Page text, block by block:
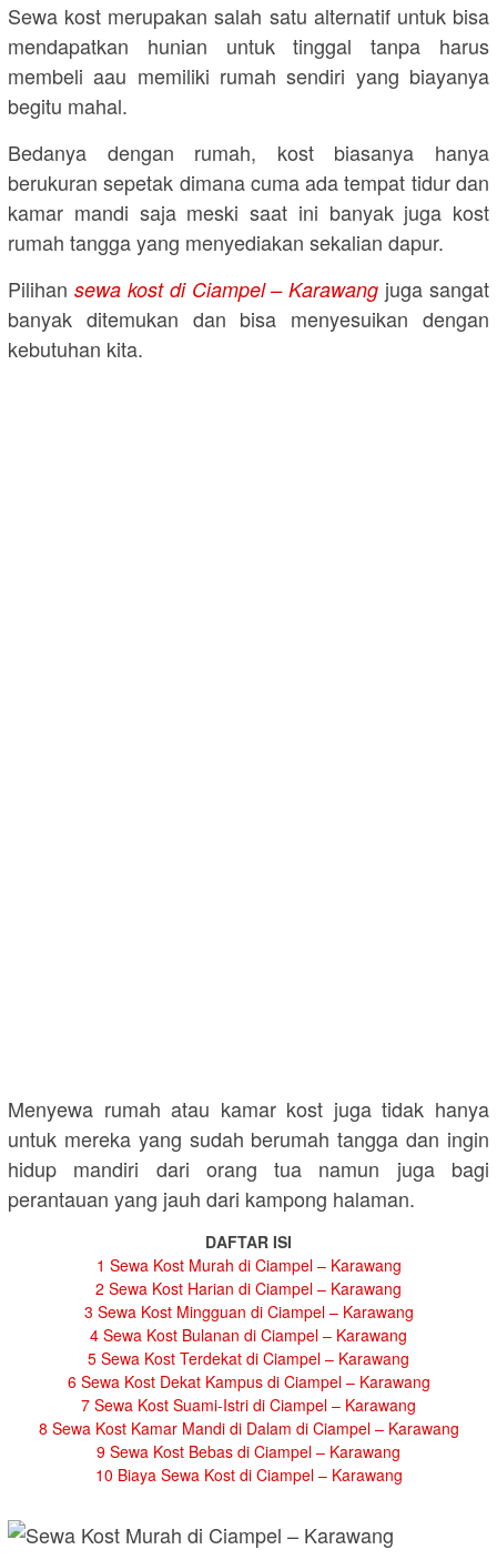
Sewa kost merupakan salah satu alternatif untuk bisa
mendapatkan hunian untuk tinggal tanpa harus
membeli aau memiliki rumah sendiri yang biayanya
begitu mahal.
Bedanya dengan rumah, kost biasanya hanya
berukuran sepetak dimana cuma ada tempat tidur dan
kamar mandi saja meski saat ini banyak juga kost
rumah tangga yang menyediakan sekalian dapur.
Pilihan sewa kost di Ciampel – Karawang juga sangat
banyak ditemukan dan bisa menyesuikan dengan
kebutuhan kita.
Menyewa rumah atau kamar kost juga tidak hanya
untuk mereka yang sudah berumah tangga dan ingin
hidup mandiri dari orang tua namun juga bagi
perantauan yang jauh dari kampong halaman.
DAFTAR ISI
1 Sewa Kost Murah di Ciampel – Karawang
2 Sewa Kost Harian di Ciampel – Karawang
3 Sewa Kost Mingguan di Ciampel – Karawang
4 Sewa Kost Bulanan di Ciampel – Karawang
5 Sewa Kost Terdekat di Ciampel – Karawang
6 Sewa Kost Dekat Kampus di Ciampel – Karawang
7 Sewa Kost Suami-Istri di Ciampel – Karawang
8 Sewa Kost Kamar Mandi di Dalam di Ciampel – Karawang
9 Sewa Kost Bebas di Ciampel – Karawang
10 Biaya Sewa Kost di Ciampel – Karawang